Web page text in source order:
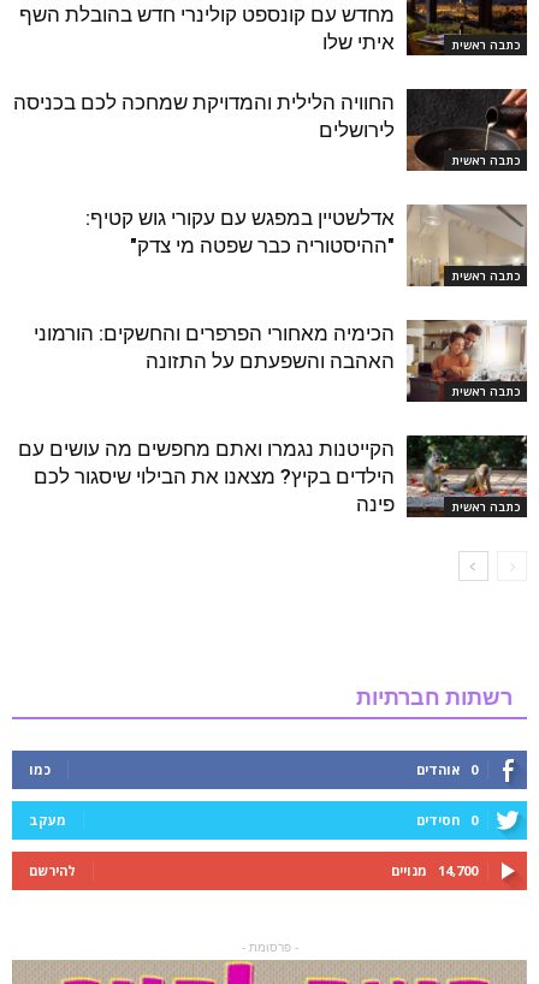
כתבה ראשית
מחדש עם קונספט קולינרי חדש בהובלת השף
איתי שלו
כתבה ראשית
החוויה הלילית והמדויקת שמחכה לכם בכניסה
לירושלים
כתבה ראשית
אדלשטיין במפגש עם עקורי גוש קטיף:
"ההיסטוריה כבר שפטה מי צדק"
כתבה ראשית
הכימיה מאחורי הפרפרים והחשקים: הורמוני
האהבה והשפעתם על התזונה
כתבה ראשית
הקייטנות נגמרו ואתם מחפשים מה עושים עם
הילדים בקיץ? מצאנו את הבילוי שיסגור לכם
פינה
רשתות חברתיות
0 אוהדים כמו
0 חסידים מעקב
14,700 מנויים להירשם
- פרסומת -